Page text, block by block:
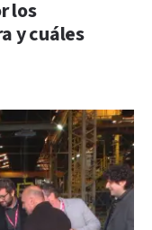
los
y cuáles